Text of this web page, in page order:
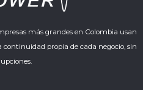
más grandes en Colombia usan
propia de cada negocio, sin